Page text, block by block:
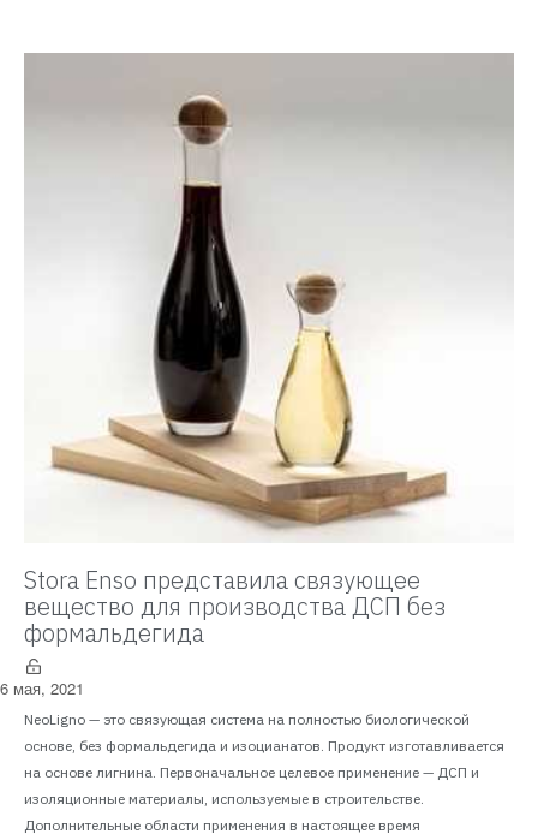
Stora Enso представила связующее
вещество для производства ДСП без
формальдегида
6 мая, 2021
NeoLigno — это связующая система на полностью биологической
основе, без формальдегида и изоцианатов. Продукт изготавливается
на основе лигнина. Первоначальное целевое применение — ДСП и
изоляционные материалы, используемые в строительстве.
Дополнительные области применения в настоящее время